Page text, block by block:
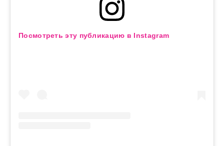
Посмотреть эту публикацию в Instagram